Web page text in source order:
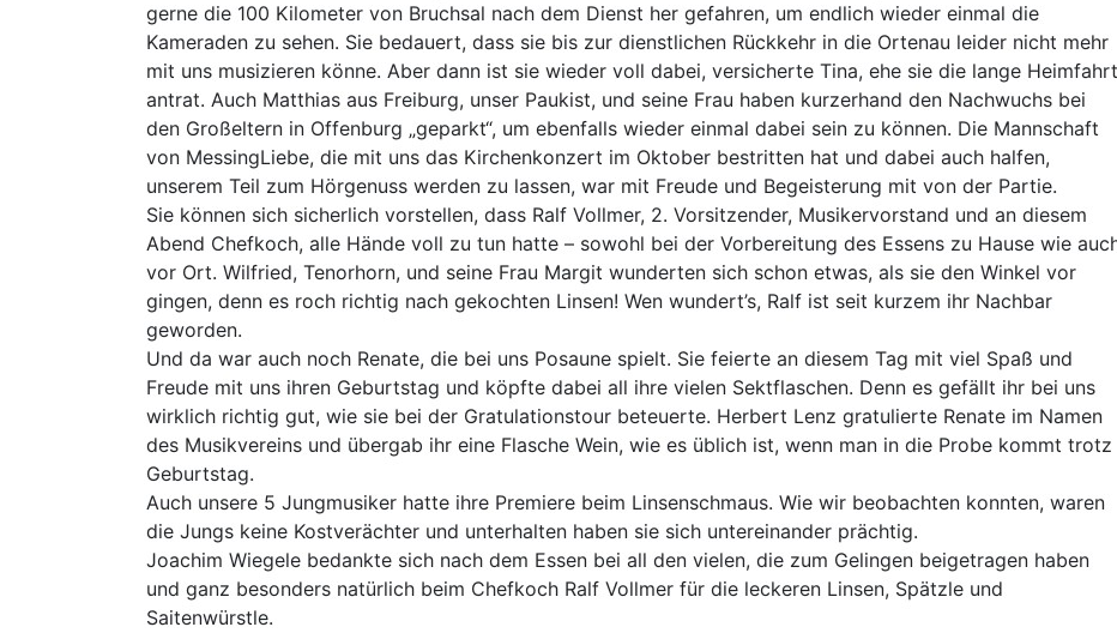
gerne die 100 Kilometer von Bruchsal nach dem Dienst her gefahren, um endlich wieder einmal die
Kameraden zu sehen. Sie bedauert, dass sie bis zur dienstlichen Rückkehr in die Ortenau leider nicht mehr
mit uns musizieren könne. Aber dann ist sie wieder voll dabei, versicherte Tina, ehe sie die lange Heimfahrt
antrat. Auch Matthias aus Freiburg, unser Paukist, und seine Frau haben kurzerhand den Nachwuchs bei
den Großeltern in Offenburg „geparkt“, um ebenfalls wieder einmal dabei sein zu können. Die Mannschaft
von MessingLiebe, die mit uns das Kirchenkonzert im Oktober bestritten hat und dabei auch halfen,
unserem Teil zum Hörgenuss werden zu lassen, war mit Freude und Begeisterung mit von der Partie.
Sie können sich sicherlich vorstellen, dass Ralf Vollmer, 2. Vorsitzender, Musikervorstand und an diesem
Abend Chefkoch, alle Hände voll zu tun hatte – sowohl bei der Vorbereitung des Essens zu Hause wie
vor Ort. Wilfried, Tenorhorn, und seine Frau Margit wunderten sich schon etwas, als sie den Winkel vor
gingen, denn es roch richtig nach gekochten Linsen! Wen wundert’s, Ralf ist seit kurzem ihr Nachbar
geworden.
Und da war auch noch Renate, die bei uns Posaune spielt. Sie feierte an diesem Tag mit viel Spaß und
Freude mit uns ihren Geburtstag und köpfte dabei all ihre vielen Sektflaschen. Denn es gefällt ihr bei uns
wirklich richtig gut, wie sie bei der Gratulationstour beteuerte. Herbert Lenz gratulierte Renate im Namen
des Musikvereins und übergab ihr eine Flasche Wein, wie es üblich ist, wenn man in die Probe kommt trotz
Geburtstag.
Auch unsere 5 Jungmusiker hatte ihre Premiere beim Linsenschmaus. Wie wir beobachten konnten, waren
die Jungs keine Kostverächter und unterhalten haben sie sich untereinander prächtig.
Joachim Wiegele bedankte sich nach dem Essen bei all den vielen, die zum Gelingen beigetragen haben
und ganz besonders natürlich beim Chefkoch Ralf Vollmer für die leckeren Linsen, Spätzle und
Saitenwürstle.